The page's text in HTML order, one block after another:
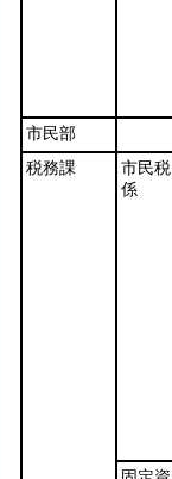
市民部
税務課
市民税
係